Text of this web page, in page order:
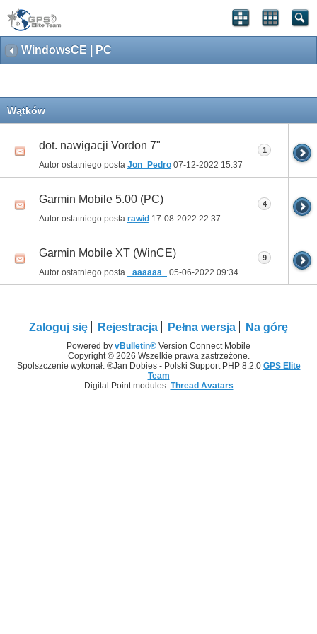
WindowsCE | PC
Wątków
dot. nawigacji Vordon 7"
Autor ostatniego posta Jon_Pedro 07-12-2022 15:37
1
Garmin Mobile 5.00 (PC)
Autor ostatniego posta rawid 17-08-2022 22:37
4
Garmin Mobile XT (WinCE)
Autor ostatniego posta _aaaaaa_ 05-06-2022 09:34
9
Zaloguj się Rejestracja Pełna wersja Na górę
Powered by vBulletin® Version Connect Mobile
Copyright © 2026 Wszelkie prawa zastrzeżone.
Spolszczenie wykonał: ®Jan Dobies - Polski Support PHP 8.2.0 GPS Elite
Team
Digital Point modules: Thread Avatars